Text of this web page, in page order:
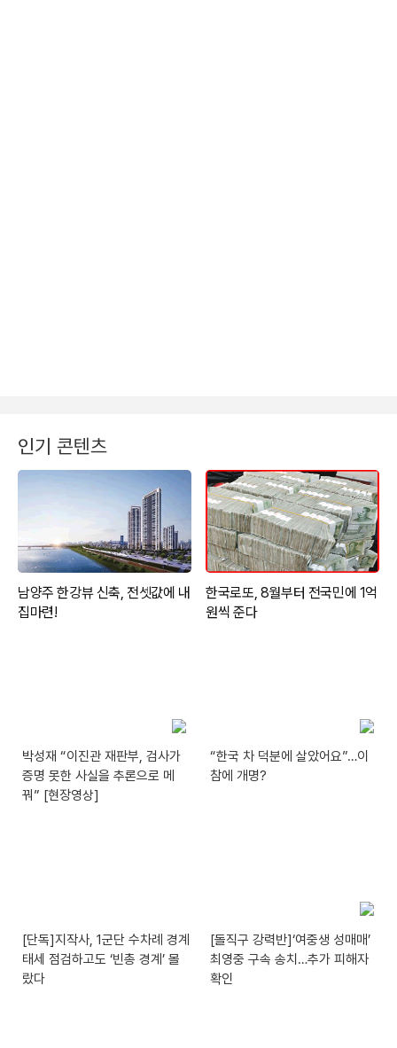
인기 콘텐츠
박성재 “이진관 재판부, 검사가
증명 못한 사실을 추론으로 메
꿔” [현장영상]
“한국 차 덕분에 살았어요”…이
참에 개명?
[단독]지작사, 1군단 수차례 경계
태세 점검하고도 ‘빈총 경계’ 몰
랐다
[돌직구 강력반]‘여중생 성매매’
최영중 구속 송치…추가 피해자
확인